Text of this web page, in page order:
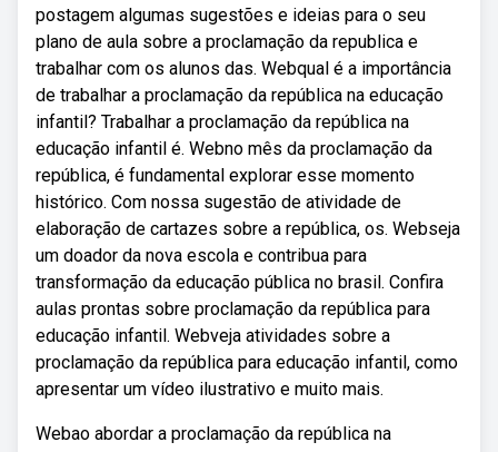
postagem algumas sugestões e ideias para o seu
plano de aula sobre a proclamação da republica e
trabalhar com os alunos das. Webqual é a importância
de trabalhar a proclamação da república na educação
infantil? Trabalhar a proclamação da república na
educação infantil é. Webno mês da proclamação da
república, é fundamental explorar esse momento
histórico. Com nossa sugestão de atividade de
elaboração de cartazes sobre a república, os. Webseja
um doador da nova escola e contribua para
transformação da educação pública no brasil. Confira
aulas prontas sobre proclamação da república para
educação infantil. Webveja atividades sobre a
proclamação da república para educação infantil, como
apresentar um vídeo ilustrativo e muito mais.
Webao abordar a proclamação da república na